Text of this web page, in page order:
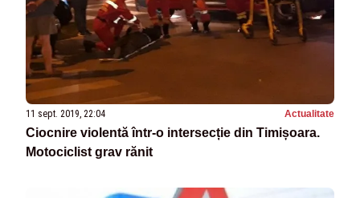
11 sept. 2019, 22:04 Actualitate
Ciocnire violentă într-o intersecție din Timișoara.
Motociclist grav rănit